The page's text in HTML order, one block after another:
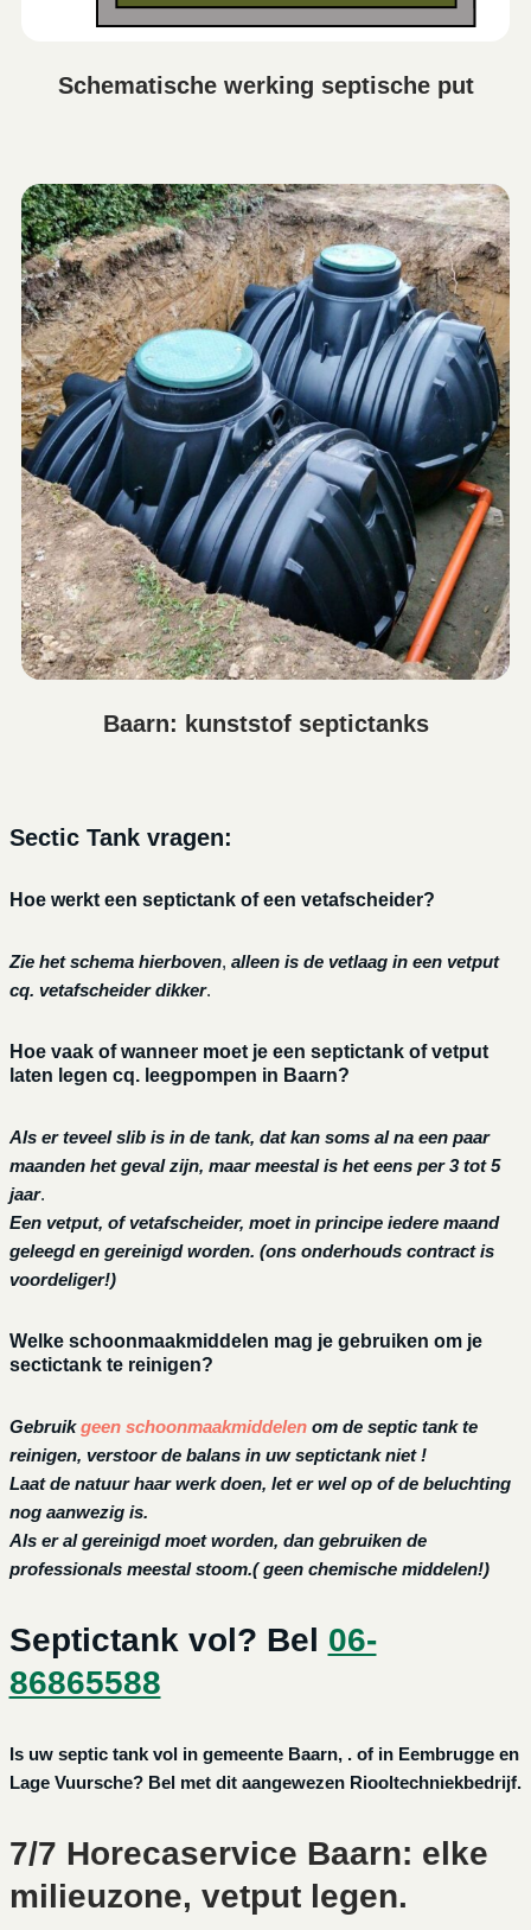
Schematische werking septische put
Baarn: kunststof septictanks
Sectic Tank vragen:
Hoe werkt een septictank of een vetafscheider?
Zie het schema hierboven, alleen is de vetlaag in een vetput
cq. vetafscheider dikker.
Hoe vaak of wanneer moet je een septictank of vetput
laten legen cq. leegpompen in Baarn?
Als er teveel slib is in de tank, dat kan soms al na een paar
maanden het geval zijn, maar meestal is het eens per 3 tot 5
jaar.
Een vetput, of vetafscheider, moet in principe iedere maand
geleegd en gereinigd worden. (ons onderhouds contract is
voordeliger!)
Welke schoonmaakmiddelen mag je gebruiken om je
sectictank te reinigen?
Gebruikgeen schoonmaakmiddelen om de septic tank te
reinigen, verstoor de balans in uw septictank niet !
Laat de natuur haar werk doen, let er wel op of de beluchting
nog aanwezig is.
Als er al gereinigd moet worden, dan gebruiken de
professionals meestal stoom.( geen chemische middelen!)
Septictank vol? Bel 06-
86865588
Is uw septic tank vol in gemeente Baarn, . of in Eembrugge en
Lage Vuursche? Bel met dit aangewezen Riooltechniekbedrijf.
7/7 Horecaservice Baarn: elke
milieuzone, vetput legen.